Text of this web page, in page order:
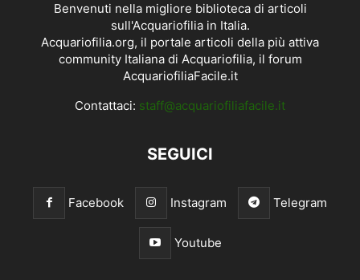
Benvenuti nella migliore biblioteca di articoli
sull'Acquariofilia in Italia.
Acquariofilia.org, il portale articoli della più attiva
community Italiana di Acquariofilia, il forum
AcquariofiliaFacile.it
Contattaci: staff@acquariofiliafacile.it
SEGUICI
Facebook Instagram Telegram
Youtube